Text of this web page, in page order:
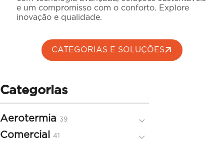
​​e um compromisso com o conforto. Explore
inovação e qualidade.
CATEGORIAS E SOLUÇÕES
Categorias
Aerotermia 3939
Comercial 41